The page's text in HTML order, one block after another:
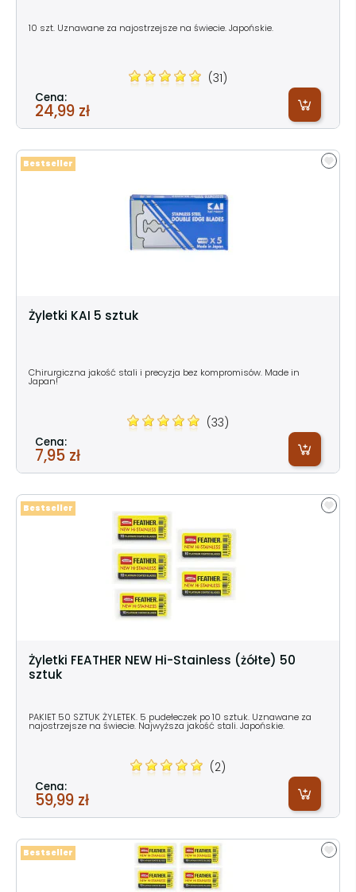
10 szt. Uznawane za najostrzejsze na świecie. Japońskie.
(31)
Cena:
24,99 zł
Żyletki KAI 5 sztuk
Chirurgiczna jakość stali i precyzja bez kompromisów. Made in
Japan!
(33)
Cena:
7,95 zł
Bestseller
Żyletki FEATHER NEW Hi-Stainless (żółte) 50
sztuk
PAKIET 50 SZTUK ŻYLETEK. 5 pudełeczek po 10 sztuk. Uznawane za
najostrzejsze na świecie. Najwyższa jakość stali. Japońskie.
(2)
Cena:
59,99 zł
Bestseller
Bestseller